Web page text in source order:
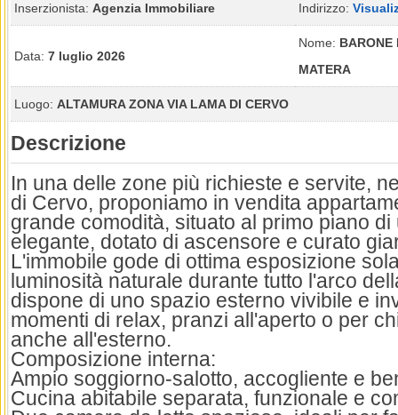
Inserzionista: Agenzia Immobiliare Indirizzo:
Data: 7 luglio 2026
Nome: BARONE
MATERA
Luogo: ALTAMURA ZONA VIA LAMA DI CERVO
Descrizione
In una delle zone più richieste e servite,
di Cervo, proponiamo in vendita
grande comodità, situato al primo piano di
elegante, dotato di ascensore e curato
L'immobile gode di ottima esposizione
luminosità naturale durante tutto l'arco
dispone di uno spazio esterno vivibile e
momenti di relax, pranzi all'aperto o per
anche all'esterno.
Composizione interna:
Ampio soggiorno-salotto, accogliente e
Cucina abitabile separata, funzionale e